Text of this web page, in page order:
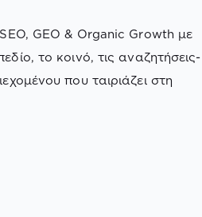
GEO & Organic Growth με
το κοινό, τις αναζητήσεις-
που ταιριάζει στη